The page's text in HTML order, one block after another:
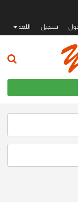
تسجيل اللغة